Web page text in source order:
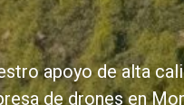
apoyo de alta
de drones en